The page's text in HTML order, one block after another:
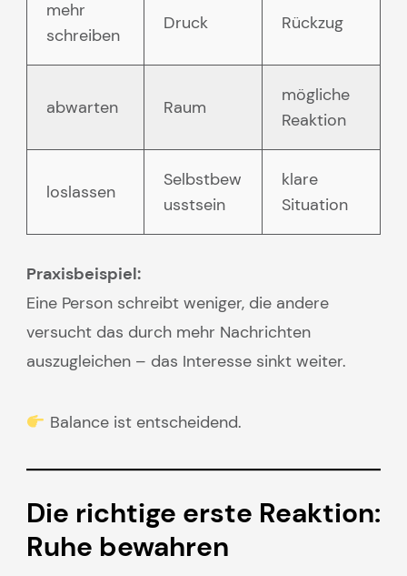
mehr
schreiben
Druck Rückzug
abwarten Raum
mögliche
Reaktion
loslassen
Selbstbew
usstsein
klare
Situation
Praxisbeispiel:
Eine Person schreibt weniger, die andere
versucht das durch mehr Nachrichten
auszugleichen – das Interesse sinkt weiter.
Balance ist entscheidend.
Die richtige erste Reaktion:
Ruhe bewahren